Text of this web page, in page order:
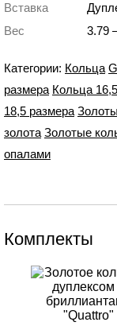
Вставка
Вес
3.79
Категории: Кольца
размера Кольца
18,5 размера
золота Золотые
опалами
Комплекты